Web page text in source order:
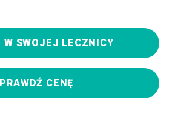
W SWOJEJ LECZNICY
CENĘ